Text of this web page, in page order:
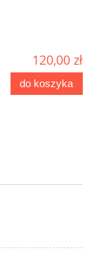
120,00 zł
do koszyka